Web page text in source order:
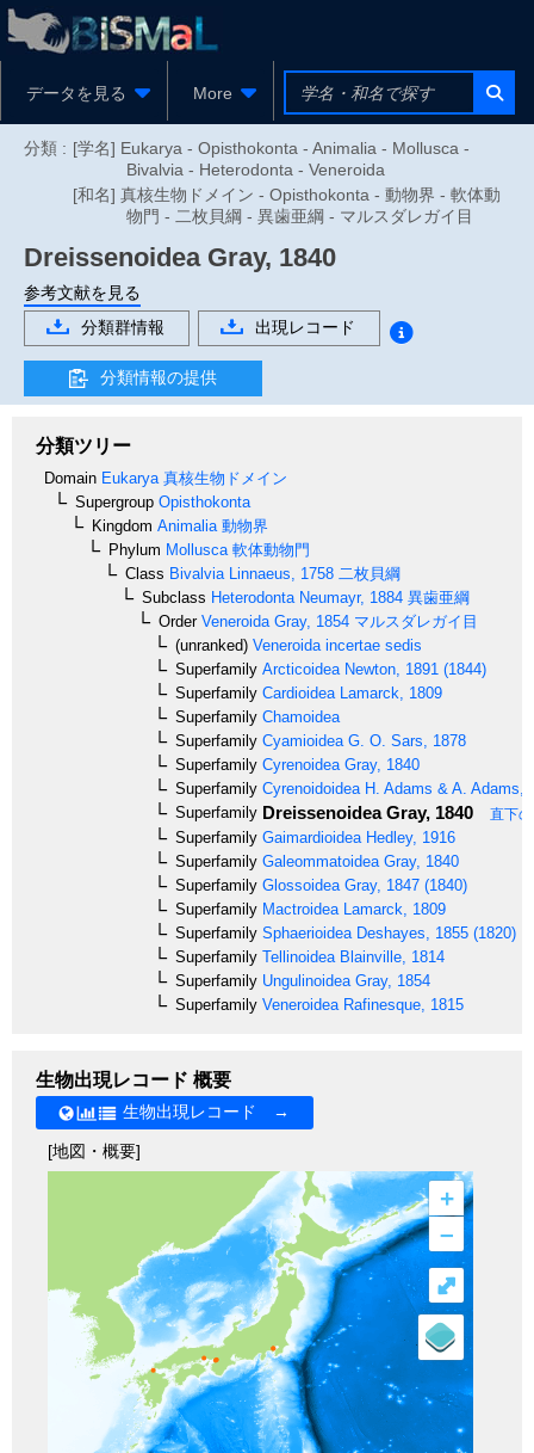
データを見る More
分類 : [学名] Eukarya - Opisthokonta - Animalia - Mollusca -
Bivalvia - Heterodonta - Veneroida
[和名] 真核生物ドメイン - Opisthokonta - 動物界 - 軟体動
物門 - 二枚貝綱 - 異歯亜綱 - マルスダレガイ目
DreissenoideaGray, 1840
参考文献を見る
分類群情報
出現レコード
分類情報の提供
分類ツリー
Domain Eukarya 真核生物ドメイン
Supergroup Opisthokonta
Kingdom Animalia 動物界
Phylum Mollusca 軟体動物門
Class Bivalvia Linnaeus, 1758 二枚貝綱
Subclass Heterodonta Neumayr, 1884 異歯亜綱
OrderVeneroida Gray, 1854 マルスダレガイ目
(unranked) Veneroida incertae sedis
Superfamily Arcticoidea Newton, 1891 (1844)
Superfamily Cardioidea Lamarck, 1809
Superfamily Chamoidea
Superfamily Cyamioidea G. O. Sars, 1878
Superfamily Cyrenoidea Gray, 1840
Superfamily Cyrenoidoidea H. Adams & A. Adams,
Superfamily DreissenoideaGray, 1840 直下
Superfamily Gaimardioidea Hedley, 1916
Superfamily Galeommatoidea Gray, 1840
Superfamily Glossoidea Gray, 1847 (1840)
Superfamily Mactroidea Lamarck, 1809
Superfamily Sphaerioidea Deshayes, 1855 (1820)
Superfamily Tellinoidea Blainville, 1814
Superfamily Ungulinoidea Gray, 1854
Superfamily Veneroidea Rafinesque, 1815
生物出現レコード 概要
生物出現レコード →
[地図・概要]
+
–
⤢